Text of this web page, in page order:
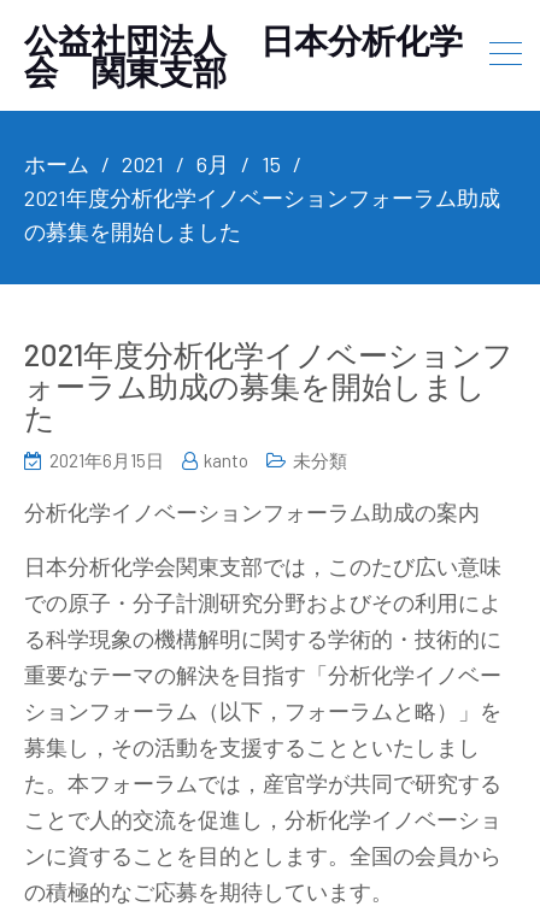
公益社団法人 日本分析化学
会 関東支部
ホーム 2021 6月
15
2021年度分析化学イノベーションフォーラム助成
の募集を開始しました
2021年度分析化学イノベーションフ
ォーラム助成の募集を開始しまし
た
2021年6月15日 kanto 未分類
分析化学イノベーションフォーラム助成の案内
日本分析化学会関東支部では，このたび広い意味
での原子・分子計測研究分野およびその利用によ
る科学現象の機構解明に関する学術的・技術的に
重要なテーマの解決を目指す「分析化学イノベー
ションフォーラム（以下，フォーラムと略）」を
募集し，その活動を支援することといたしまし
た。本フォーラムでは，産官学が共同で研究する
ことで人的交流を促進し，分析化学イノベーショ
ンに資することを目的とします。全国の会員から
の積極的なご応募を期待しています。